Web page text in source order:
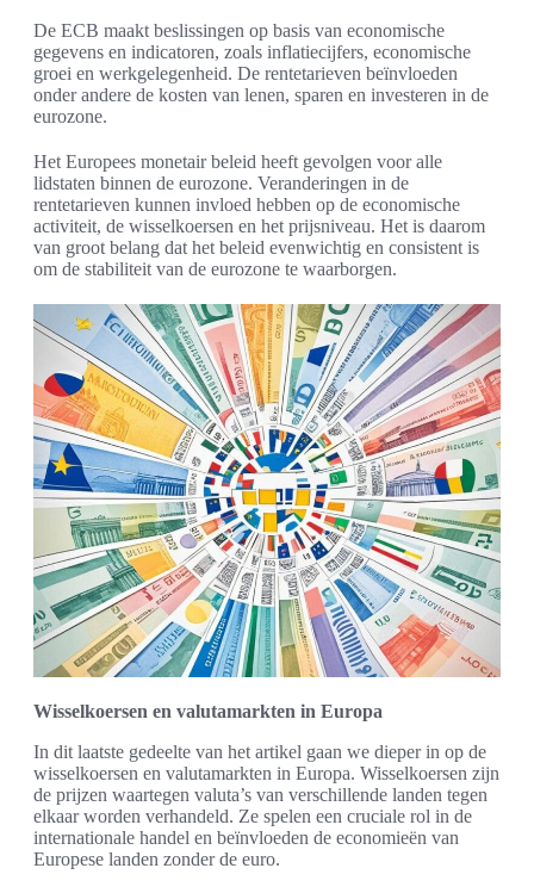
De ECB maakt beslissingen op basis van economische
gegevens en indicatoren, zoals inflatiecijfers, economische
groei en werkgelegenheid. De rentetarieven beïnvloeden
onder andere de kosten van lenen, sparen en investeren in de
eurozone.
Het Europees monetair beleid heeft gevolgen voor alle
lidstaten binnen de eurozone. Veranderingen in de
rentetarieven kunnen invloed hebben op de economische
activiteit, de wisselkoersen en het prijsniveau. Het is daarom
van groot belang dat het beleid evenwichtig en consistent is
om de stabiliteit van de eurozone te waarborgen.
Wisselkoersen en valutamarkten in Europa
In dit laatste gedeelte van het artikel gaan we dieper in op de
wisselkoersen en valutamarkten in Europa. Wisselkoersen zijn
de prijzen waartegen valuta’s van verschillende landen tegen
elkaar worden verhandeld. Ze spelen een cruciale rol in de
internationale handel en beïnvloeden de economieën van
Europese landen zonder de euro.